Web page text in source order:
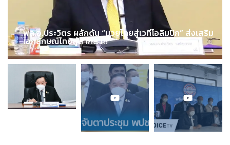
พล.อ.ประวิตร ผลักดัน “มวยไทยสู่เวทีโอลิมปิก” ส่งเสริม
เอกลักษณ์ไทยสู่สากล !!!